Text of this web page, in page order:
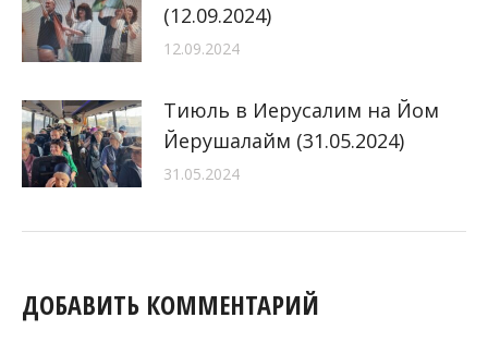
(12.09.2024)
12.09.2024
Тиюль в Иерусалим на Йом
Йерушалайм (31.05.2024)
31.05.2024
ДОБАВИТЬ КОММЕНТАРИЙ